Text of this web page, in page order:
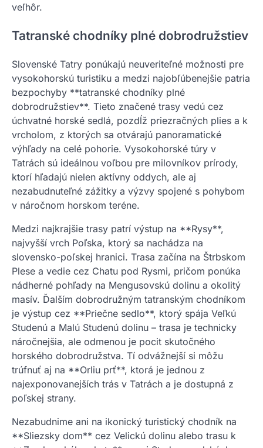
veľhôr.
Tatranské chodníky plné dobrodružstiev
Slovenské Tatry ponúkajú neuveriteľné možnosti pre
vysokohorskú turistiku a medzi najobľúbenejšie patria
bezpochyby **tatranské chodníky plné
dobrodružstiev**. Tieto značené trasy vedú cez
úchvatné horské sedlá, pozdĺž priezračných plies a k
vrcholom, z ktorých sa otvárajú panoramatické
výhľady na celé pohorie. Vysokohorské túry v
Tatrách sú ideálnou voľbou pre milovníkov prírody,
ktorí hľadajú nielen aktívny oddych, ale aj
nezabudnuteľné zážitky a výzvy spojené s pohybom
v náročnom horskom teréne.
Medzi najkrajšie trasy patrí výstup na **Rysy**,
najvyšší vrch Poľska, ktorý sa nachádza na
slovensko-poľskej hranici. Trasa začína na Štrbskom
Plese a vedie cez Chatu pod Rysmi, pričom ponúka
nádherné pohľady na Mengusovskú dolinu a okolitý
masív. Ďalším dobrodružným tatranským chodníkom
je výstup cez **Priečne sedlo**, ktorý spája Veľkú
Studenú a Malú Studenú dolinu – trasa je technicky
náročnejšia, ale odmenou je pocit skutočného
horského dobrodružstva. Tí odvážnejší si môžu
trúfnuť aj na **Orliu prť**, ktorá je jednou z
najexponovanejších trás v Tatrách a je dostupná z
poľskej strany.
Nezabudnime ani na ikonický turistický chodník na
**Sliezsky dom** cez Velickú dolinu alebo trasu k